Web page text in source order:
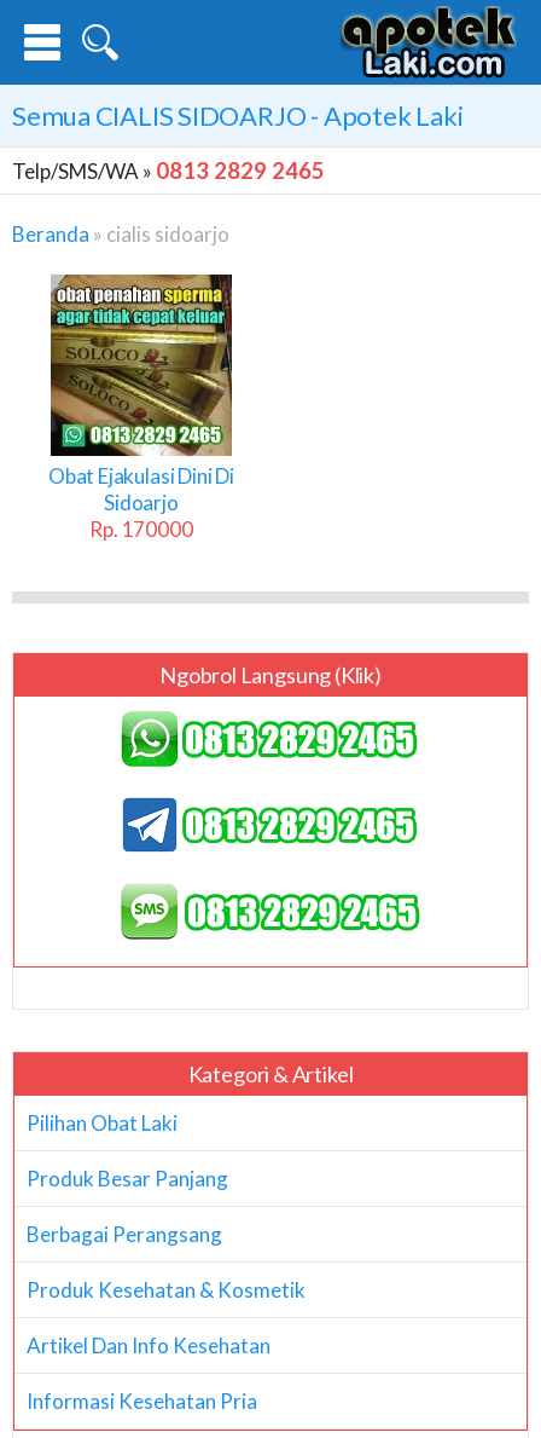
Semua CIALIS SIDOARJO- Apotek Laki
Telp/SMS/WA » 0813 2829 2465
Beranda » cialis sidoarjo
Cialis
Sidoarjo
Obat Ejakulasi Dini Di
Sidoarjo
Rp. 170000
Ngobrol Langsung (klik)
Kategori & Artikel
Pilihan Obat Laki
Produk Besar Panjang
Berbagai Perangsang
Produk Kesehatan & Kosmetik
Artikel Dan Info Kesehatan
Informasi Kesehatan Pria